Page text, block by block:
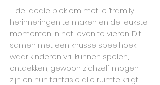
… de ideale plek om met je ‘framily’
herinneringen te maken en de leukste
momenten in het leven te vieren. Dit
samen met een knusse speelhoek
waar kinderen vrij kunnen spelen,
ontdekken, gewoon zichzelf mogen
zijn en hun fantasie alle ruimte krijgt.